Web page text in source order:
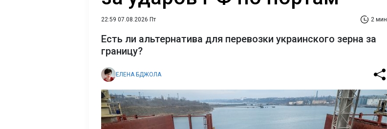
22:59 07.08.2026 Пт 2 мин
Есть ли альтернатива для перевозки украинского зерна за
границу?
ЕЛЕНА БДЖОЛА